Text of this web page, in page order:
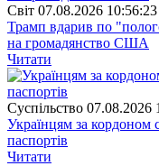
Свiт 07.08.2026 10:56:23
Трамп вдарив по
на громадянство США
Читати
Суспiльство 07.08.2026
Українцям за кордоном
паспортів
Читати